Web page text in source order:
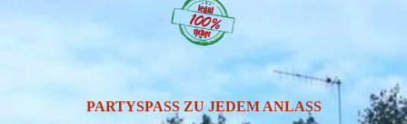
PARTYSPASS ZU JEDEM ANLASS